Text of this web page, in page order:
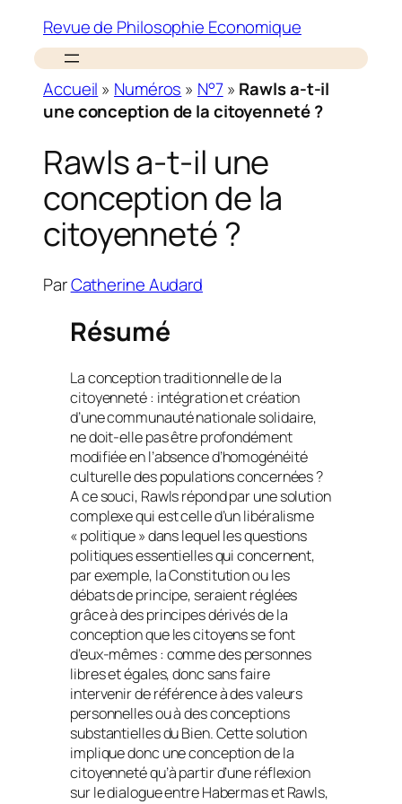
Revue de Philosophie Economique
Accueil » Numéros » N°7» Rawls a-t-il
une conception de la citoyenneté ?
Rawls a-t-il une
conception de la
citoyenneté ?
ParCatherine Audard
Résumé
La conception traditionnelle de la
citoyenneté : intégration et création
d’une communauté nationale solidaire,
ne doit-elle pas être profondément
modifiée en l’absence d’homogénéité
culturelle des populations concernées ?
A ce souci, Rawls répond par une solution
complexe qui est celle d’un libéralisme
« politique » dans lequel les questions
politiques essentielles qui concernent,
par exemple, la Constitution ou les
débats de principe, seraient réglées
grâce à des principes dérivés de la
conception que les citoyens se font
d’eux-mêmes : comme des personnes
libres et égales, donc sans faire
intervenir de référence à des valeurs
personnelles ou à des conceptions
substantielles du Bien. Cette solution
implique donc une conception de la
citoyenneté qu’à partir d’une réflexion
sur le dialogue entre Habermas et Rawls,